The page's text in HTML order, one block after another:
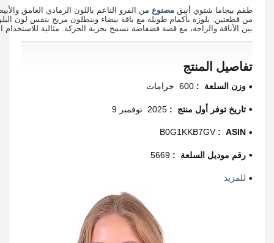
طقم بيجاما شتوي أنيق مصنوع
من قطعتين: بلوزة بأكمام طويلة مع ياقة بيضاء وبنطلون مريح بنفس لون
بين الأناقة والراحة، مع قصة فضفاضة تسمح بحرية الحركة. مثالية
تفاصيل المنتج
وزن السلعة ‏ : ‎ 600 جرامات
تاريخ توفر أول منتج ‏ : ‎ 2025 نوفمبر 9
ASIN ‏ : ‎
B0G1KKB7GV
رقم موديل السلعة ‏ : ‎ 5669
للمزيد